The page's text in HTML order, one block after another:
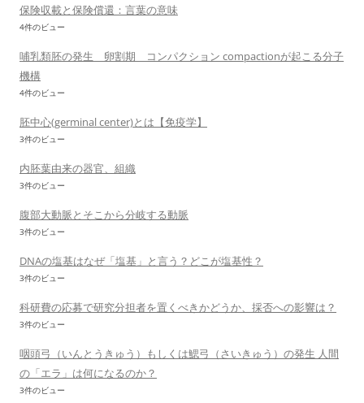
保険収載と保険償還：言葉の意味
4件のビュー
哺乳類胚の発生 卵割期 コンパクション compactionが起こる分子
機構
4件のビュー
胚中心(germinal center)とは【免疫学】
3件のビュー
内胚葉由来の器官、組織
3件のビュー
腹部大動脈とそこから分岐する動脈
3件のビュー
DNAの塩基はなぜ「塩基」と言う？どこが塩基性？
3件のビュー
科研費の応募で研究分担者を置くべきかどうか、採否への影響は？
3件のビュー
咽頭弓（いんとうきゅう）もしくは鰓弓（さいきゅう）の発生 人間
の「エラ」は何になるのか？
3件のビュー